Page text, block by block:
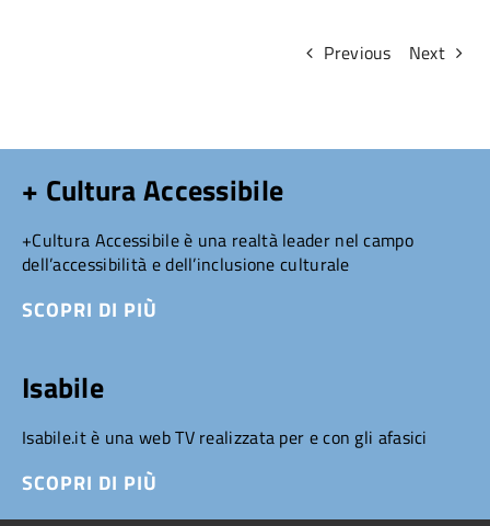
Previous Next
+ Cultura Accessibile
+Cultura Accessibile è una realtà leader nel campo
dell’accessibilità e dell’inclusione culturale
SCOPRI DI PIÙ
Isabile
Isabile.it è una web TV realizzata per e con gli afasici
SCOPRI DI PIÙ